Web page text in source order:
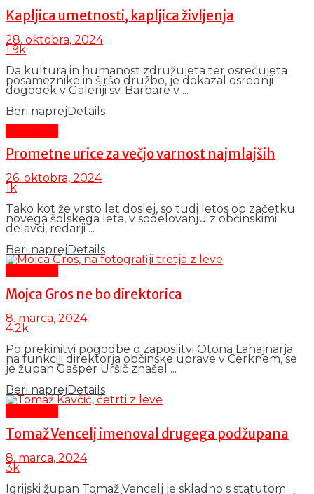
Kapljica umetnosti, kapljica življenja
28. oktobra, 2024
1.9k
Da kultura in humanost združujeta ter osrečujeta
posameznike in širšo družbo, je dokazal osrednji
dogodek v Galeriji sv. Barbare v ...
Beri naprejDetails
Prometne urice za večjo varnost najmlajših
26. oktobra, 2024
1k
Tako kot že vrsto let doslej, so tudi letos ob začetku
novega šolskega leta, v sodelovanju z občinskimi
delavci, redarji ...
Beri naprej Details
Mojca Gros ne bo direktorica
8. marca, 2024
4.2k
Po prekinitvi pogodbe o zaposlitvi Otona Lahajnarja
na funkciji direktorja občinske uprave v Cerknem, se
je župan Gašper Uršič znašel ...
Beri naprejDetails
Tomaž Vencelj imenoval drugega podžupana
8. marca, 2024
3k
Idrijski župan Tomaž Vencelj je skladno s statutom